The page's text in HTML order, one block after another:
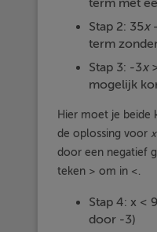
term met
Stap 2: 35x
term
Stap 3: -3x
mogelijk
Hier moet je beide
de oplossing voor x
door een negatief
teken > om in <.
Stap 4: x <
door -3)